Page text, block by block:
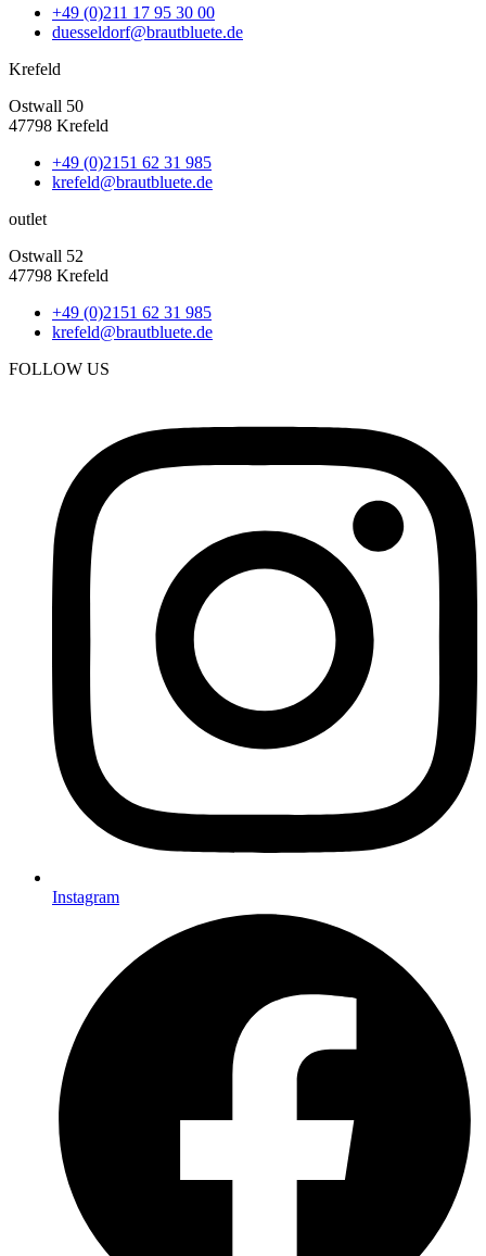
+49 (0)211 17 95 30 00
duesseldorf@brautbluete.de
Krefeld
Ostwall 50
47798 Krefeld
+49 (0)2151 62 31 985
krefeld@brautbluete.de
outlet
Ostwall 52
47798 Krefeld
+49 (0)2151 62 31 985
krefeld@brautbluete.de
FOLLOW US
Instagram